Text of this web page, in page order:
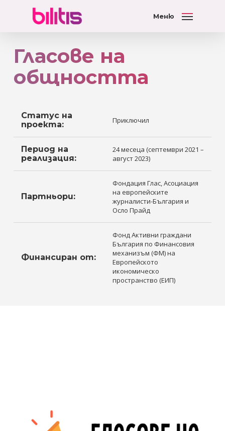
Меню
Гласове на
общността
Статус на
проекта:
Приключил
Период на
реализация:
24 месеца (септември 2021 –
август 2023)
Партньори:
Фондация Глас, Асоциация
на европейските
журналисти-България и
Осло Прайд
Финансиран от:
Фонд Активни граждани
България по Финансовия
механизъм (ФМ) на
Европейското
икономическо
пространство (ЕИП)